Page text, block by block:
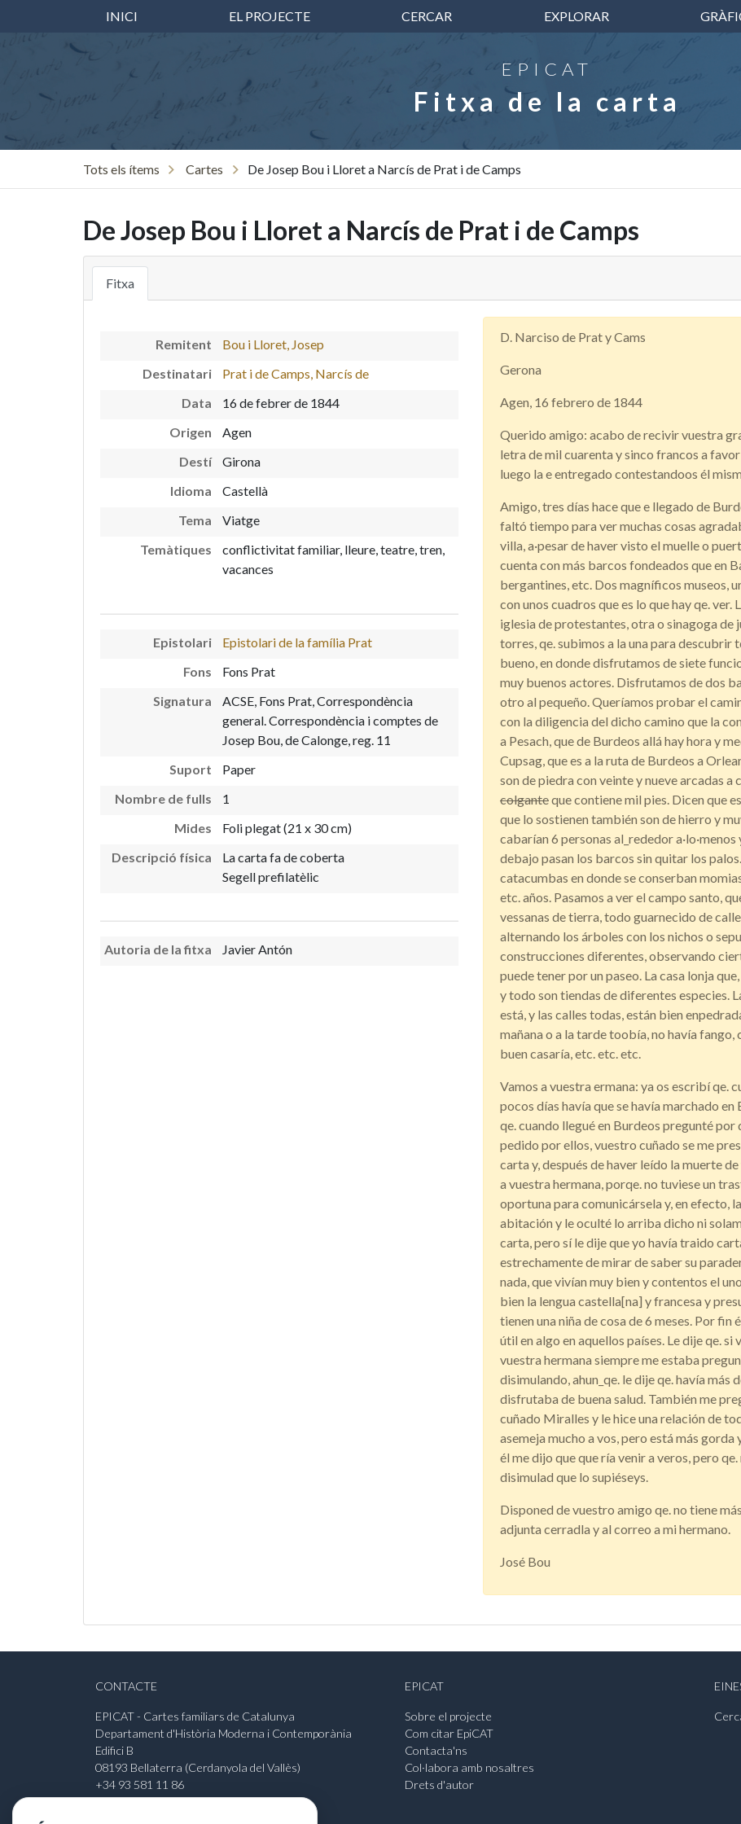
INICI EL PROJECTE CERCAR EXPLORAR
EPICAT
Fitxa de la carta
Tots els ítems Cartes De Josep Bou i Lloret a Narcís de Prat i de Camps
De Josep Bou i Lloret a Narcís de Prat i de Camps
Fitxa
Remitent
Bou i Lloret, Josep
Destinatari
Prat i de Camps, Narcís de
Data
16 de febrer de 1844
Origen
Agen
Destí
Girona
Idioma
Castellà
Tema
Viatge
Temàtiques
conflictivitat familiar, lleure, teatre, tren,
vacances
Epistolari
Epistolari de la família Prat
Fons
Fons Prat
Signatura
ACSE, Fons Prat, Correspondència
general. Correspondència i comptes de
Josep Bou, de Calonge, reg. 11
Suport
Paper
Nombre de fulls
1
Mides
Foli plegat (21 x 30 cm)
Descripció física
La carta fa de coberta
Segell prefilatèlic
Autoria de la fitxa Javier Antón
D. Narciso de Prat y Cams
Gerona
Agen, 16 febrero de 1844
Querido amigo: acabo de recivir vuestra
letra de mil cuarenta y sinco francos a
luego la e entregado contestandoos él
Amigo, tres días hace que e llegado de
faltó tiempo para ver muchas cosas
villa, a·pesar de haver visto el muelle o
cuenta con más barcos fondeados que en
bergantines, etc. Dos magníficos museos,
con unos cuadros que es lo que hay qe.
iglesia de protestantes, otra o sinagoga de
torres, qe. subimos a la una para descubrir
bueno, en donde disfrutamos de siete
muy buenos actores. Disfrutamos de dos
otro al pequeño. Queríamos probar el
con la diligencia del dicho camino que la
a Pesach, que de Burdeos allá hay hora y
Cupsag, que es a la ruta de Burdeos a
son de piedra con veinte y nueve arcadas
colganteque contiene mil pies. Dicen que
que lo sostienen también son de hierro y
cabarían 6 personas al_rededor
debajo pasan los barcos sin quitar los
catacumbas en donde se conserban
etc. años. Pasamos a ver el campo santo,
vessanas de tierra, todo guarnecido de
alternando los árboles con los nichos o
construcciones diferentes, observando
puede tener por un paseo. La casa lonja
y todo son tiendas de diferentes especies.
está, y las calles todas, están bien
mañana o a la tarde toobía, no havía
buen casaría, etc. etc. etc.
Vamos a vuestra ermana: ya os escribí qe.
pocos días havía que se havía marchado en
qe. cuando llegué en Burdeos pregunté por
pedido por ellos, vuestro cuñado se me
carta y, después de haver leído la muerte
a vuestra hermana, porqe. no tuviese un
oportuna para comunicársela y, en efecto,
abitación y le oculté lo arriba dicho ni
carta, pero sí le dije que yo havía traido
estrechamente de mirar de saber su
nada, que vivían muy bien y contentos el
bien la lengua castella[na] y francesa y
tienen una niña de cosa de 6 meses. Por
útil en algo en aquellos países. Le dije qe.
vuestra hermana siempre me estaba
disimulando, ahun_qe. le dije qe. havía más
disfrutaba de buena salud. También me
cuñado Miralles y le hice una relación de
asemeja mucho a vos, pero está más
él me dijo que que ría venir a veros, pero
disimulad que lo supiéseys.
Disponed de vuestro amigo qe. no tiene
adjunta cerradla y al correo a mi hermano.
José Bou
CONTACTE
EPICAT - Cartes familiars de Catalunya
Departament d'Història Moderna i Contemporània
Edifici B
08193 Bellaterra (Cerdanyola del Vallès)
+34 93 581 11 86
EPICAT
Sobre el projecte
Com citar EpiCAT
Contacta'ns
Col·labora amb nosaltres
Drets d'autor